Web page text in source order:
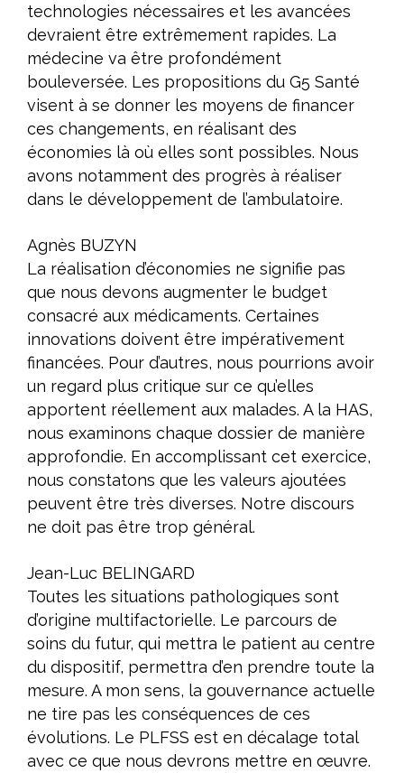
technologies nécessaires et les avancées
devraient être extrêmement rapides. La
médecine va être profondément
bouleversée. Les propositions du G5 Santé
visent à se donner les moyens de financer
ces changements, en réalisant des
économies là où elles sont possibles. Nous
avons notamment des progrès à réaliser
dans le développement de l’ambulatoire.
Agnès BUZYN
La réalisation d’économies ne signifie pas
que nous devons augmenter le budget
consacré aux médicaments. Certaines
innovations doivent être impérativement
financées. Pour d’autres, nous pourrions avoir
un regard plus critique sur ce qu’elles
apportent réellement aux malades. A la HAS,
nous examinons chaque dossier de manière
approfondie. En accomplissant cet exercice,
nous constatons que les valeurs ajoutées
peuvent être très diverses. Notre discours
ne doit pas être trop général.
Jean-Luc BELINGARD
Toutes les situations pathologiques sont
d’origine multifactorielle. Le parcours de
soins du futur, qui mettra le patient au centre
du dispositif, permettra d’en prendre toute la
mesure. A mon sens, la gouvernance actuelle
ne tire pas les conséquences de ces
évolutions. Le PLFSS est en décalage total
avec ce que nous devrons mettre en œuvre.